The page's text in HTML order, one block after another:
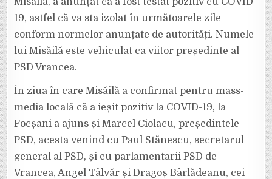
COVID-
A
ASTĂZI
LA
SĂ
OCHII
OPRIȘAN.
19, astfel că va sta izolat în următoarele zile
conform normelor anunțate de autorități. Numele
lui Misăilă este vehiculat ca viitor președinte al
PSD Vrancea.
În ziua în care Misăilă a confirmat pentru mass-
media locală că a ieșit pozitiv la COVID-19, la
Focșani a ajuns și Marcel Ciolacu, președintele
PSD, acesta venind cu Paul Stănescu, secretarul
general al PSD, și cu parlamentarii PSD de
Vrancea, Angel Tâlvăr și Dragoș Bârlădeanu, cei